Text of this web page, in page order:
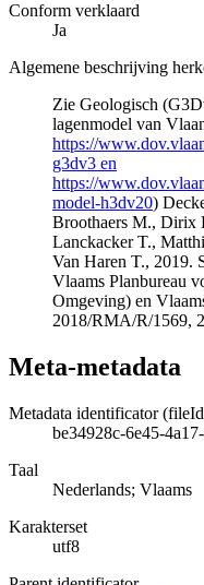
Conform verklaard
Ja
Algemene beschrijving
Zie Geologisch
lagenmodel van
https://
g3dv3 en
https://
model-h3dv20)
Broothaers M., Dirix
Lanckacker T.,
Van Haren T., 2019.
Vlaams Planbureau
Omgeving) en
2018/RMA/R/1569,
Meta-metadata
Metadata identificator
be34928c-6e45-
Taal
Nederlands; Vlaams
Karakterset
utf8